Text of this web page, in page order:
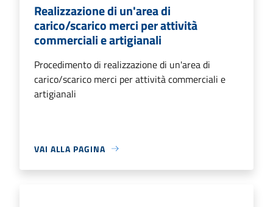
Realizzazione di un'area di
carico/scarico merci per attività
commerciali e artigianali
Procedimento di realizzazione di un'area di
carico/scarico merci per attività commerciali e
artigianali
VAI ALLA PAGINA